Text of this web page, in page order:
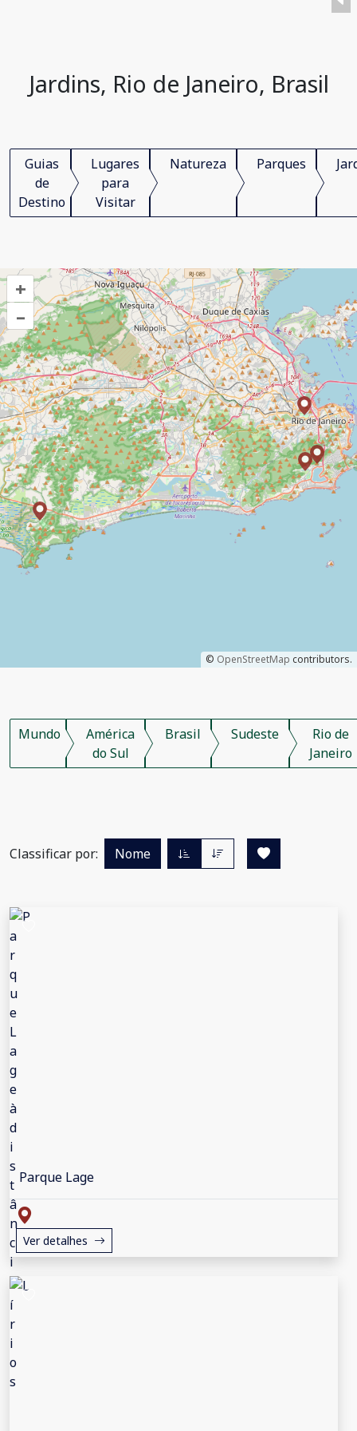
Jardins, Rio de Janeiro, Brasil
Guias
de
Destino
Lugares
para
Visitar
Natureza Parques
+
–
© OpenStreetMap contributors.
Mundo
América
do Sul
Brasil Sudeste
Rio de
Janeiro
Classificar por: Nome
Parque Lage
Ver detalhes